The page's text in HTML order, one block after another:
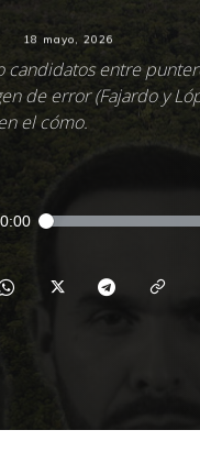
18 mayo, 2026
candidatos entre
de error (Fajardo y
el cómo.